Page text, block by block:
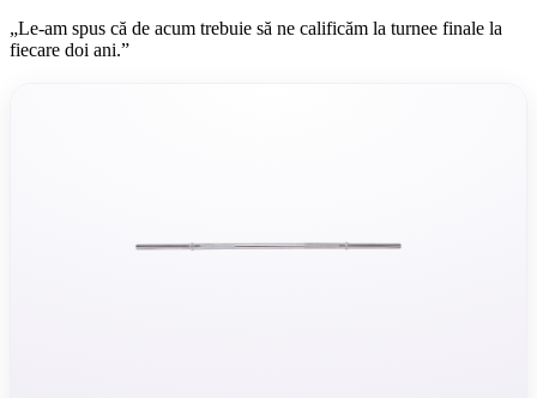
„Le-am spus că de acum trebuie să ne calificăm la turnee finale la
fiecare doi ani.”